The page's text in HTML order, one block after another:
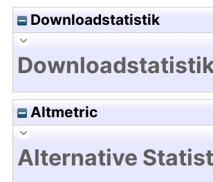
Downloadstatistik
Altmetric
Alternative